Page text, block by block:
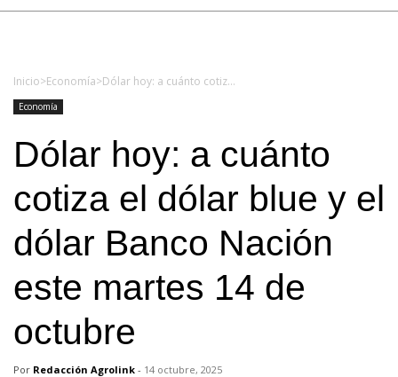
Inicio>Economía> Dólar hoy: a cuánto cotiza el dólar blue y el dólar Banco Nación este martes 14 de octubre
Economía
Dólar hoy: a cuánto
cotiza el dólar blue y el
dólar Banco Nación
este martes 14 de
octubre
Por Redacción Agrolink - 14 octubre, 2025